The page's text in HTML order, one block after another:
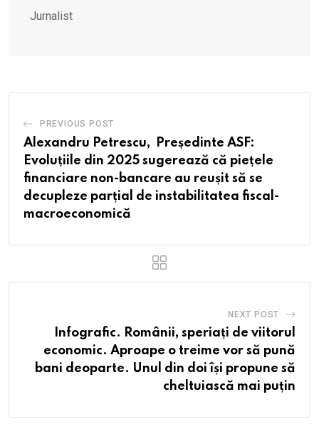
Jurnalist
PREVIOUS POST
Alexandru Petrescu, Președinte ASF:
Evoluțiile din 2025 sugerează că piețele
financiare non-bancare au reușit să se
decupleze parțial de instabilitatea fiscal-
macroeconomică
NEXT POST
Infografic. Românii, speriați de viitorul
economic. Aproape o treime vor să pună
bani deoparte. Unul din doi își propune să
cheltuiască mai puțin